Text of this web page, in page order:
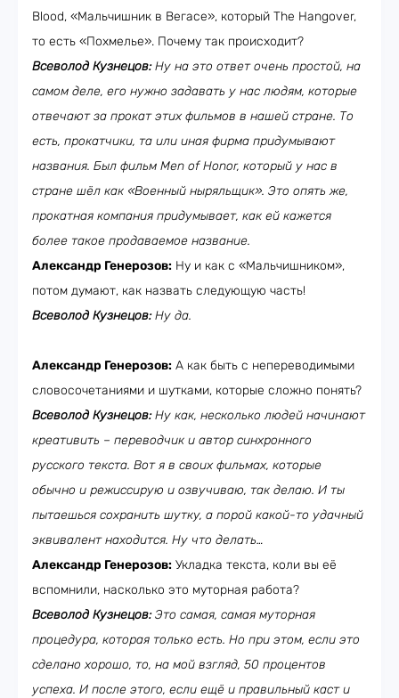
Blood, «Мальчишник в Вегасе», который The Hangover,
то есть «Похмелье». Почему так происходит?
Всеволод Кузнецов:Ну на это ответ очень простой, на
самом деле, его нужно задавать у нас людям, которые
отвечают за прокат этих фильмов в нашей стране. То
есть, прокатчики, та или иная фирма придумывают
названия. Был фильм Men of Honor, который у нас в
стране шёл как «Военный ныряльщик». Это опять же,
прокатная компания придумывает, как ей кажется
более такое продаваемое название.
Александр Генерозов: Ну и как с «Мальчишником»,
потом думают, как назвать следующую часть!
Всеволод Кузнецов:Ну да.
Александр Генерозов: А как быть с непереводимыми
словосочетаниями и шутками, которые сложно понять?
Всеволод Кузнецов:Ну как, несколько людей начинают
креативить – переводчик и автор синхронного
русского текста. Вот я в своих фильмах, которые
обычно и режиссирую и озвучиваю, так делаю. И ты
пытаешься сохранить шутку, а порой какой-то удачный
эквивалент находится. Ну что делать…
Александр Генерозов: Укладка текста, коли вы её
вспомнили, насколько это муторная работа?
Всеволод Кузнецов:Это самая, самая муторная
процедура, которая только есть. Но при этом, если это
сделано хорошо, то, на мой взгляд, 50 процентов
успеха. И после этого, если ещё и правильный каст и